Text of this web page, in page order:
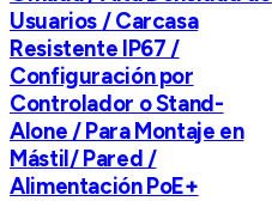
Usuarios / Carcasa
Resistente IP67 /
Configuración por
Controlador o Stand-
Alone / Para Montaje en
Mástil/ Pared /
Alimentación PoE+